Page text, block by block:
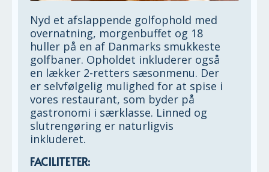
Nyd et afslappende golfophold med
overnatning, morgenbuffet og 18
huller på en af Danmarks smukkeste
golfbaner. Opholdet inkluderer også
en lækker 2-retters sæsonmenu. Der
er selvfølgelig mulighed for at spise i
vores restaurant, som byder på
gastronomi i særklasse. Linned og
slutrengøring er naturligvis
inkluderet.
FACILITETER: